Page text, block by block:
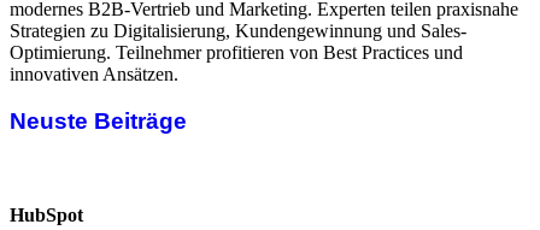
modernes B2B-Vertrieb und Marketing. Experten teilen praxisnahe
Strategien zu Digitalisierung, Kundengewinnung und Sales-
Optimierung. Teilnehmer profitieren von Best Practices und
innovativen Ansätzen.
Neuste Beiträge
HubSpot